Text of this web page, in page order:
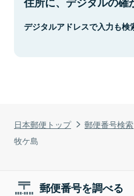
日本郵便トップ 郵便番号検索
牧ケ島
デジタルアドレスで入力も検
郵便番号を調べる